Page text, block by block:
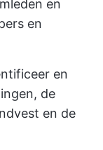
en
en
en
de
en de